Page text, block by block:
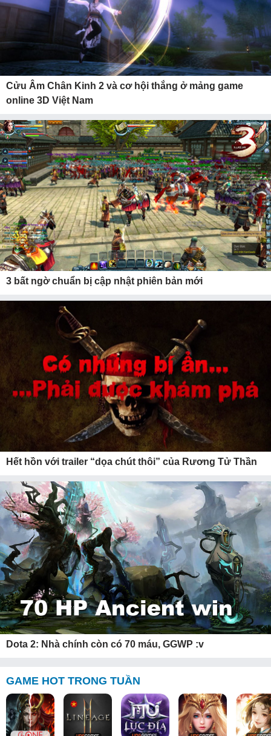
Cửu Âm Chân Kinh 2 và cơ hội thắng ở mảng game
online 3D Việt Nam
3 bất ngờ chuẩn bị cập nhật phiên bản mới
Hết hồn với trailer “dọa chút thôi” của Rương Tử Thần
Dota 2: Nhà chính còn có 70 máu, GGWP :v
GAME HOT TRONG TUẦN